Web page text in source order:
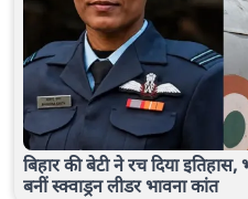
बिहार की बेटी ने रच दिया
बनीं स्क्वाड्रन लीडर भावना कांत